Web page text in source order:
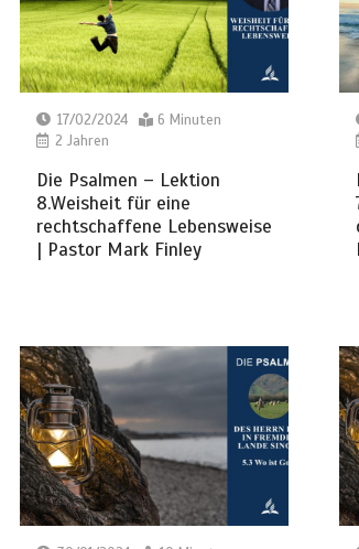
17/02/2024
6 Minuten
2 Jahren
Die Psalmen – Lektion
8.Weisheit für eine
rechtschaffene Lebensweise
| Pastor Mark Finley